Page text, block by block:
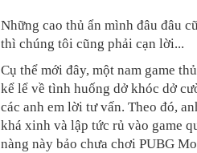
Những cao thủ ẩn mình đâu đâu
thì chúng tôi cũng phải cạn lời...
Cụ thể mới đây, một nam game
kể lể về tình huống dở khóc dở
các anh em lời tư vấn. Theo đó,
khá xinh và lập tức rủ vào game
nàng này bảo chưa chơi PUBG